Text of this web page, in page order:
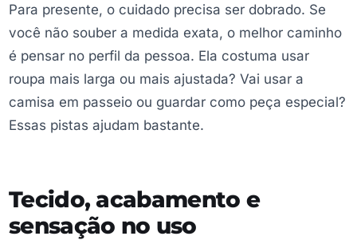
Para presente, o cuidado precisa ser dobrado. Se
você não souber a medida exata, o melhor caminho
é pensar no perfil da pessoa. Ela costuma usar
roupa mais larga ou mais ajustada? Vai usar a
camisa em passeio ou guardar como peça especial?
Essas pistas ajudam bastante.
Tecido, acabamento e
sensação no uso